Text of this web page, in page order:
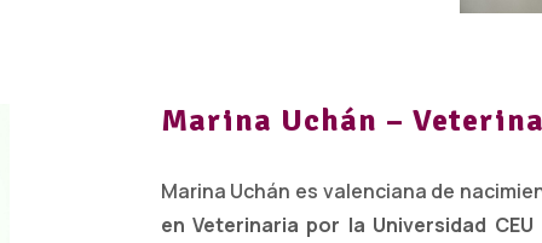
Marina Uchán –
Marina Uchán es valenciana de
en Veterinaria por la Universidad